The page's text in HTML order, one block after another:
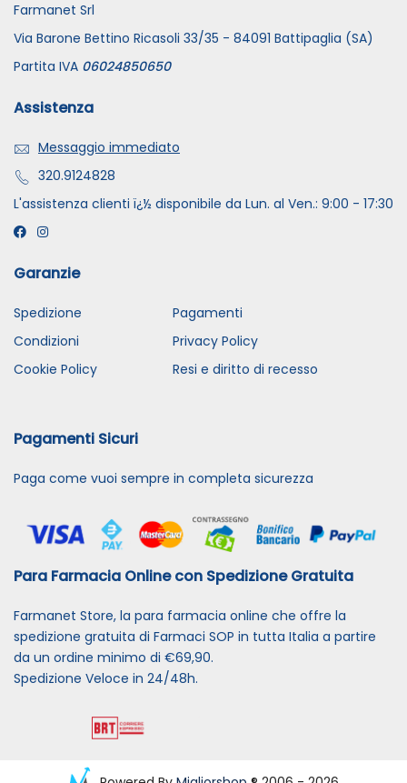
Farmanet Srl
Via Barone Bettino Ricasoli 33/35 - 84091 Battipaglia (SA)
Partita IVA 06024850650
Assistenza
Messaggio immediato
320.9124828
L'assistenza clienti ï¿½ disponibile da Lun. al Ven.: 9:00 - 17:30
Garanzie
Spedizione
Pagamenti
Condizioni
Privacy Policy
Cookie Policy
Resi e diritto di recesso
Pagamenti Sicuri
Paga come vuoi sempre in completa sicurezza
Para Farmacia Online con Spedizione Gratuita
Farmanet Store, la para farmacia online che offre la
spedizione gratuita di Farmaci SOP in tutta Italia a partire
da un ordine minimo di €69,90.
Spedizione Veloce in 24/48h.